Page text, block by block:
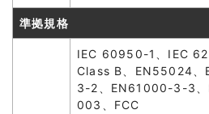
準拠規格
IEC 60950-1、IEC
Class B、EN55024
3-2、EN61000-3-3、
003、FCC